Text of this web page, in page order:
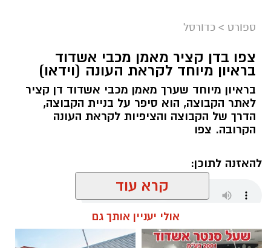
לאשדוד. ספורט > כדורסל
צפו בדן קציר מאמן מכבי אשדוד
בראיון מיוחד לקראת העונה (וידאו)
בראיון מיוחד שערך מאמן מכבי אשדוד דן קציר
לאתר הקבוצה, הוא סיפר על בניית הקבוצה,
הדרך של הקבוצה והציפיות לקראת העונה
הקרובה. צפו
להאזנה לתוכן:
שחר כחלון / 18:01 07.08.26
קרא עוד
אולי יעניין אותך גם